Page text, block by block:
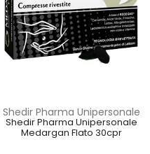
Shedir Pharma Unipersonale
Shedir Pharma Unipersonale
Medargan Flato 30cpr